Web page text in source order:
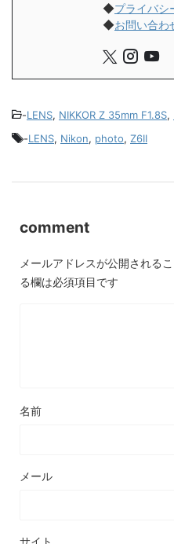
◆プライバシ
◆お問い合わ
-LENS, NIKKOR Z 35mm F1.8S,
-LENS, Nikon, photo, Z6II
comment
メールアドレスが公開される
る欄は必須項目です
名前
メール
サイト